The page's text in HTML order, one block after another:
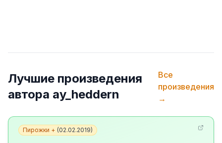
Лучшие произведения
автора ay_heddern
Все
произведения
→
Пирожки + (02.02.2019)